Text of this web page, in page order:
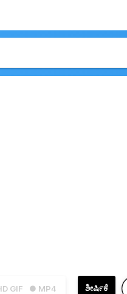
GIF ● MP4 ಶೀರ್ಷಿಕೆ